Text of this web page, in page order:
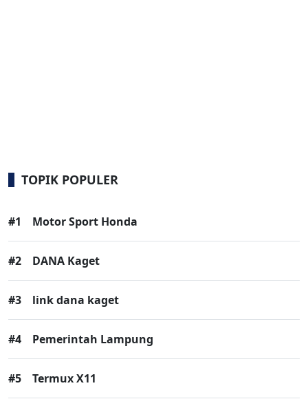
TOPIK POPULER
#1 Motor Sport Honda
#2 DANA Kaget
#3 link dana kaget
#4 Pemerintah Lampung
#5 Termux X11